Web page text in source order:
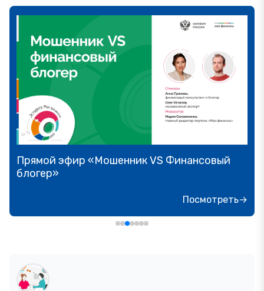
Прямой эфир «Мошенник VS Финансовый
блогер»
Посмотреть→